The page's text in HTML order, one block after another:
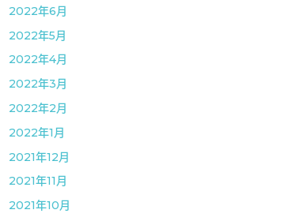
2022年6月
2022年5月
2022年4月
2022年3月
2022年2月
2022年1月
2021年12月
2021年11月
2021年10月